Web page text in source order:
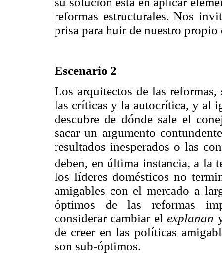
reformas estructurales. Nos
prisa para huir de nuestro
Escenario 2
Los arquitectos de las
las críticas y la autocrítica, y al
descubre de dónde sale el
sacar un argumento
resultados inesperados o las
deben, en última instancia, a la
los líderes domésticos no
amigables con el mercado a
óptimos de las reformas
considerar cambiar el explanan
de creer en las políticas
son sub-óptimos.